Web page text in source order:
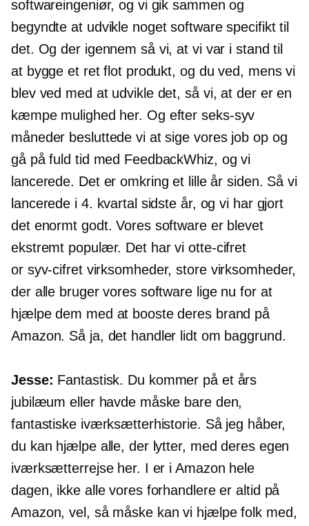
softwareingeniør, og vi gik sammen og
begyndte at udvikle noget software specifikt til
det. Og der igennem så vi, at vi var i stand til
at bygge et ret flot produkt, og du ved, mens vi
blev ved med at udvikle det, så vi, at der er en
kæmpe mulighed her. Og efterseks-syv
måneder besluttede vi at sige vores job op og
gå på fuld tid med FeedbackWhiz, og vi
lancerede. Det er omkring et lille år siden. Så vi
lancerede i 4. kvartal sidste år, og vi har gjort
det enormt godt. Vores software er blevet
ekstremt populær. Det har viotte-cifret
or syv-cifretvirksomheder, store virksomheder,
der alle bruger vores software lige nu for at
hjælpe dem med at booste deres brand på
Amazon. Så ja, det handler lidt om baggrund.
Jesse: Fantastisk. Du kommer på et års
jubilæum eller havde måske bare den,
fantastiske iværksætterhistorie. Så jeg håber,
du kan hjælpe alle, der lytter, med deres egen
iværksætterrejse her. I er i Amazon hele
dagen, ikke alle vores forhandlere er altid på
Amazon, vel, så måske kan vi hjælpe folk med,